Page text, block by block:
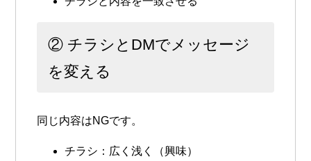
② チラシとDMでメッセージ
を変える
同じ内容はNGです。
チラシ：広く浅く（興味）